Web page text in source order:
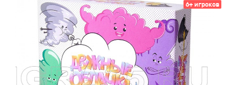
6+ игроков